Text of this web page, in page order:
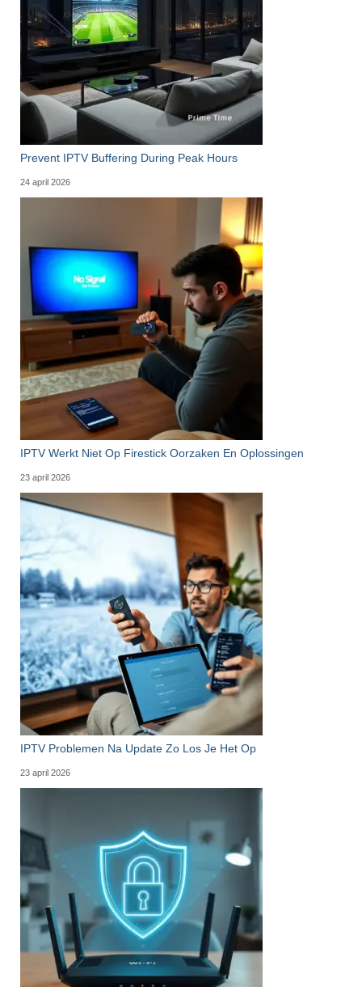
Prevent IPTV Buffering During Peak Hours
24 april 2026
IPTV Werkt Niet Op Firestick Oorzaken En Oplossingen
23 april 2026
IPTV Problemen Na Update Zo Los Je Het Op
23 april 2026